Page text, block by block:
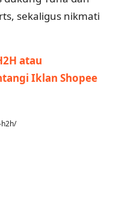
sekaligus nikmati
atau
Iklan Shopee